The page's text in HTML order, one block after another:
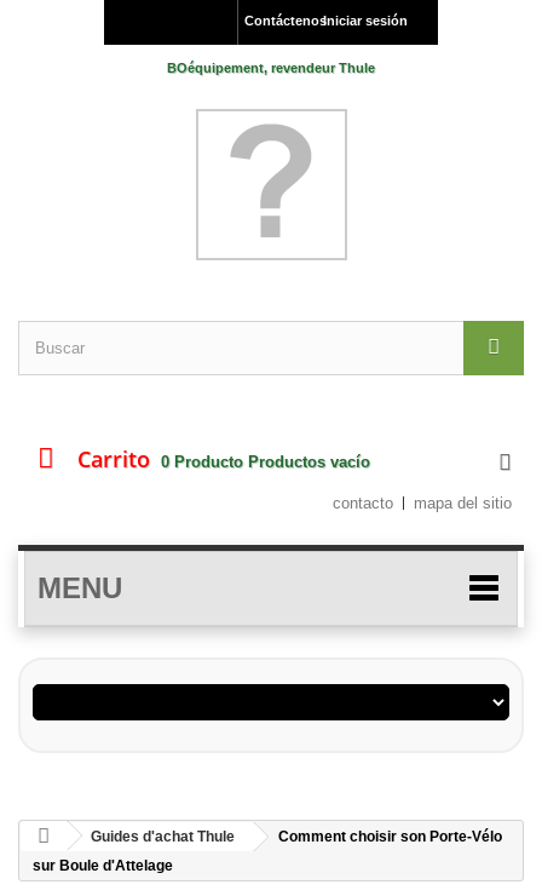
Iniciar sesión
Contáctenos
BOéquipement, revendeur Thule
Carrito 0 Producto Productos vacío
contacto mapa del sitio
MENU
Guides d'achat Thule
Comment choisir son Porte-Vélo
sur Boule d'Attelage